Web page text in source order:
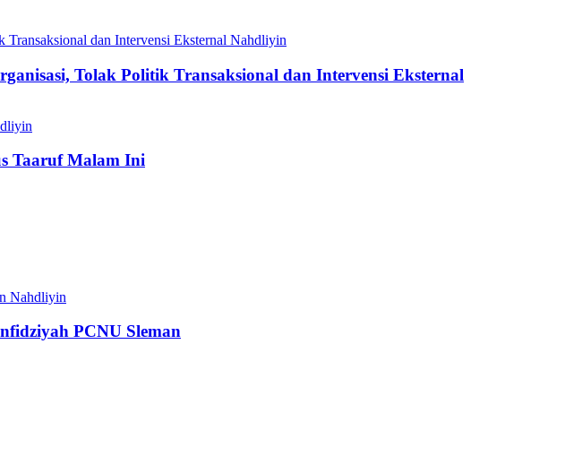
Nahdliyin
Tolak Politik Transaksional dan Intervensi Eksternal
Taaruf Malam Ini
Nahdliyin
PCNU Sleman